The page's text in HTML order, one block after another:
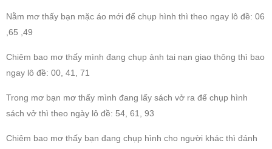
Nằm mơ thấy bạn mặc áo mới để chụp hình thì theo ngay lô đề: 06
,65 ,49
Chiêm bao mơ thấy mình đang chụp ảnh tai nạn giao thông thì bao
ngay lô đề: 00, 41, 71
Trong mơ bạn mơ thấy mình đang lấy sách vở ra để chụp hình
sách vở thì theo ngày lô đề: 54, 61, 93
Chiêm bao mơ thấy bạn đang chụp hình cho người khác thì đánh